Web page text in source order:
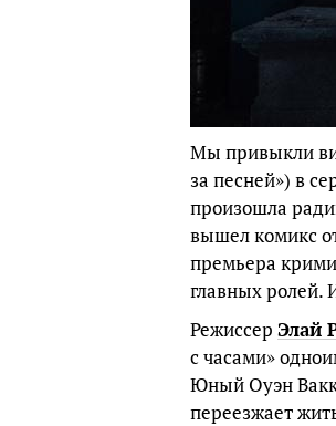
Мы привыкли
за песней») в
произошла
вышел комикс
премьера
главных ролей.
Режиссер Элай
с часами»
Юный Оуэн
переезжает